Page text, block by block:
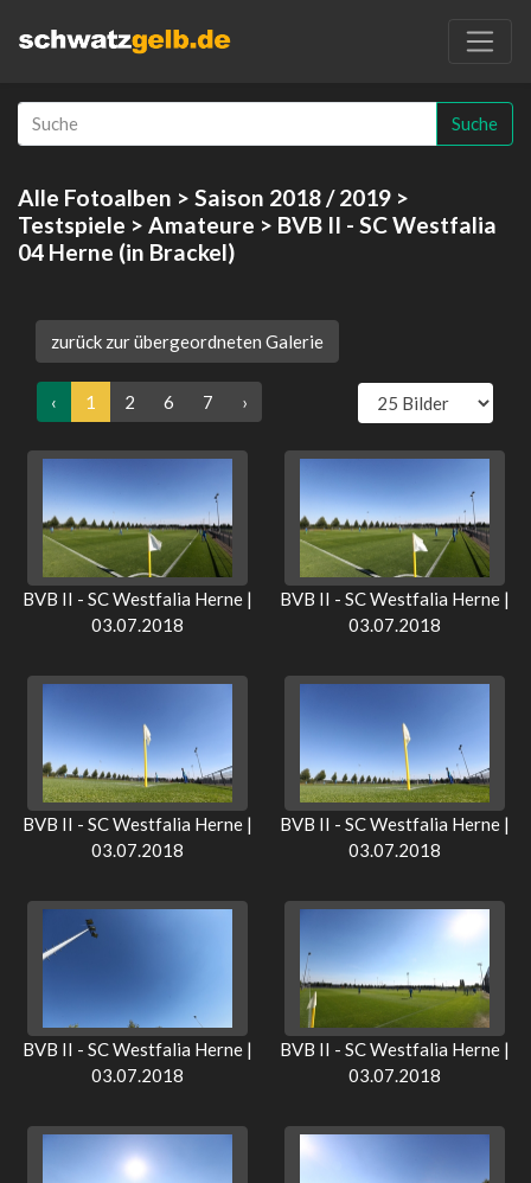
Suche
Alle Fotoalben > Saison 2018 / 2019 >
Testspiele > Amateure > BVB II - SC Westfalia
04 Herne (in Brackel)
zurück zur übergeordneten Galerie
‹ 1 2 6 7 ›
BVB II - SC Westfalia Herne |
03.07.2018
BVB II - SC Westfalia Herne |
03.07.2018
BVB II - SC Westfalia Herne |
03.07.2018
BVB II - SC Westfalia Herne |
03.07.2018
BVB II - SC Westfalia Herne |
03.07.2018
BVB II - SC Westfalia Herne |
03.07.2018